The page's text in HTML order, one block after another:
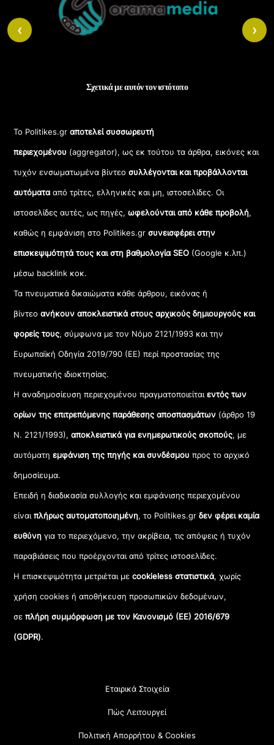
Top
Σχετικά με αυτόν τον ιστότοπο
Το Politikes.grαποτελεί συσσωρευτή
περιεχομένου (aggregator), ως εκ τούτου τα άρθρα, εικόνες και
τυχόν ενσωματωμένα βίντεοσυλλέγονται και προβάλλονται
αυτόματααπό τρίτες, ελληνικές και μη, ιστοσελίδες. Οι
ιστοσελίδες αυτές, ως πηγές,ωφελούνται από κάθε προβολή,
καθώς η εμφάνιση στο Politikes.gr συνεισφέρει στην
επισκεψιμότητά τους και στη βαθμολογία SEO (Google κ.λπ.)
μέσω backlink κοκ.
Τα πνευματικά δικαιώματα κάθε άρθρου, εικόνας ή
βίντεοανήκουν αποκλειστικά στους αρχικούς δημιουργούς και
φορείς τους, σύμφωνα με τον Νόμο 2121/1993 και την
Ευρωπαϊκή Οδηγία 2019/790 (ΕΕ) περί προστασίας της
πνευματικής ιδιοκτησίας.
Η αναδημοσίευση περιεχομένου πραγματοποιείταιεντός των
ορίων της επιτρεπόμενης παράθεσης αποσπασμάτων (άρθρο 19
Ν. 2121/1993), αποκλειστικά για ενημερωτικούς σκοπούς, με
αυτόματηεμφάνιση της πηγής και συνδέσμου προς το αρχικό
δημοσίευμα.
Επειδή η διαδικασία συλλογής και εμφάνισης περιεχομένου
είναιπλήρως αυτοματοποιημένη, το Politikes.grδεν φέρει καμία
ευθύνη για το περιεχόμενο, την ακρίβεια, τις απόψεις ή τυχόν
παραβιάσεις που προέρχονται από τρίτες ιστοσελίδες.
Η επισκεψιμότητα μετριέται μεcookieless στατιστικά, χωρίς
χρήση cookies ή αποθήκευση προσωπικών δεδομένων,
σεπλήρη συμμόρφωση με τον Κανονισμό (ΕΕ) 2016/679
(GDPR).
Εταιρικά Στοιχεία
Πώς Λειτουργεί
Πολιτική Απορρήτου & Cookies
‹ ›